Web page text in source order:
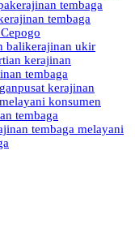
kerajinan tembaga
tembaga
balikerajinan ukir
kerajinan
tembaga
pusat kerajinan
konsumen
tembaga
tembaga melayani